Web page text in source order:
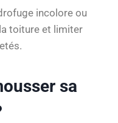
incolore ou
toiture et limiter
sa